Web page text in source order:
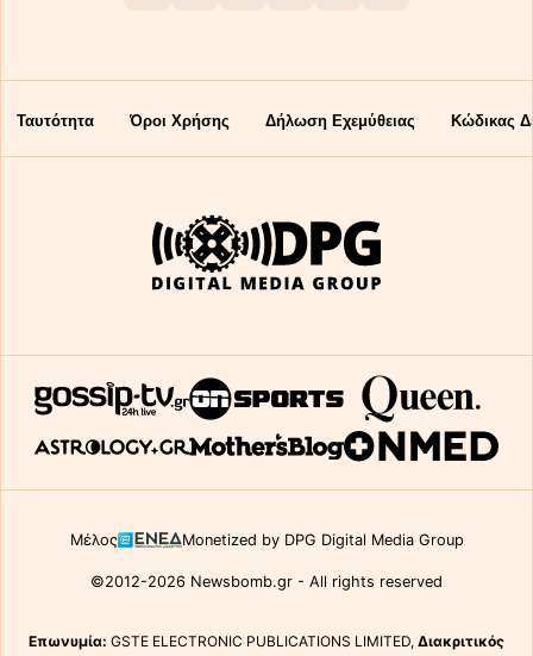
Ταυτότητα Όροι Χρήσης Δήλωση Εχεμύθειας Κώδικας
Μέλος Monetized by DPG Digital Media Group
©2012-2026 Newsbomb.gr - All rights reserved
Επωνυμία: GSTE ELECTRONIC PUBLICATIONS LIMITED, Διακριτικός